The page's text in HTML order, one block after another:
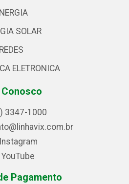
SOLAR
REDES
ELETRONICA
Conosco
3347-1000
Instagram
YouTube
Pagamento